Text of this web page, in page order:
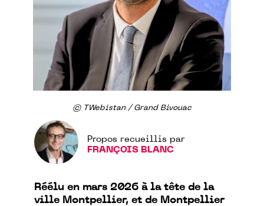
© TWebistan / Grand Bivouac
Propos recueillis par
FRANÇOIS BLANC
Réélu en mars 2026 à la tête de la
ville Montpellier, et de Montpellier